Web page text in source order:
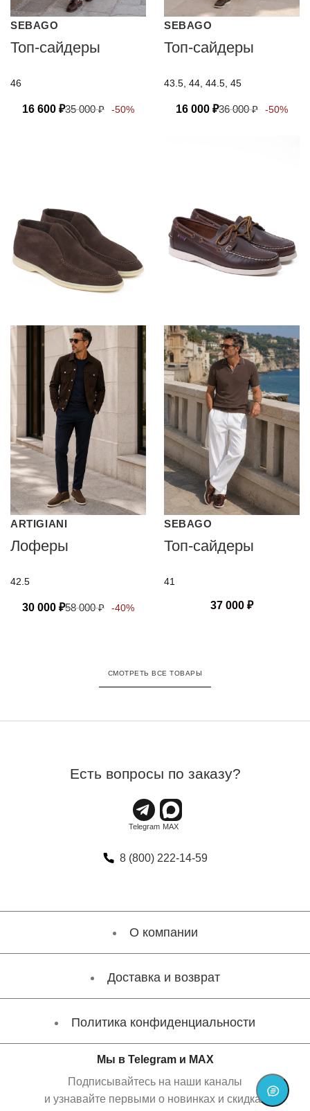
SEBAGO
Топ-сайдеры
46
16 600 ₽35 000₽ -50%
SEBAGO
Топ-сайдеры
43.5, 44, 44.5, 45
16 000 ₽36 000₽ -50%
ARTIGIANI
Лоферы
42.5
30 000 ₽58 000₽ -40%
SEBAGO
Топ-сайдеры
41
37 000 ₽
СМОТРЕТЬ ВСЕ ТОВАРЫ
Есть вопросы по заказу?
8 (800) 222-14-59
О компании
Доставка и возврат
Политика конфиденциальности
Мы в Telegram и MAX
Подписывайтесь на наши каналы
и узнавайте первыми о новинках и скидках